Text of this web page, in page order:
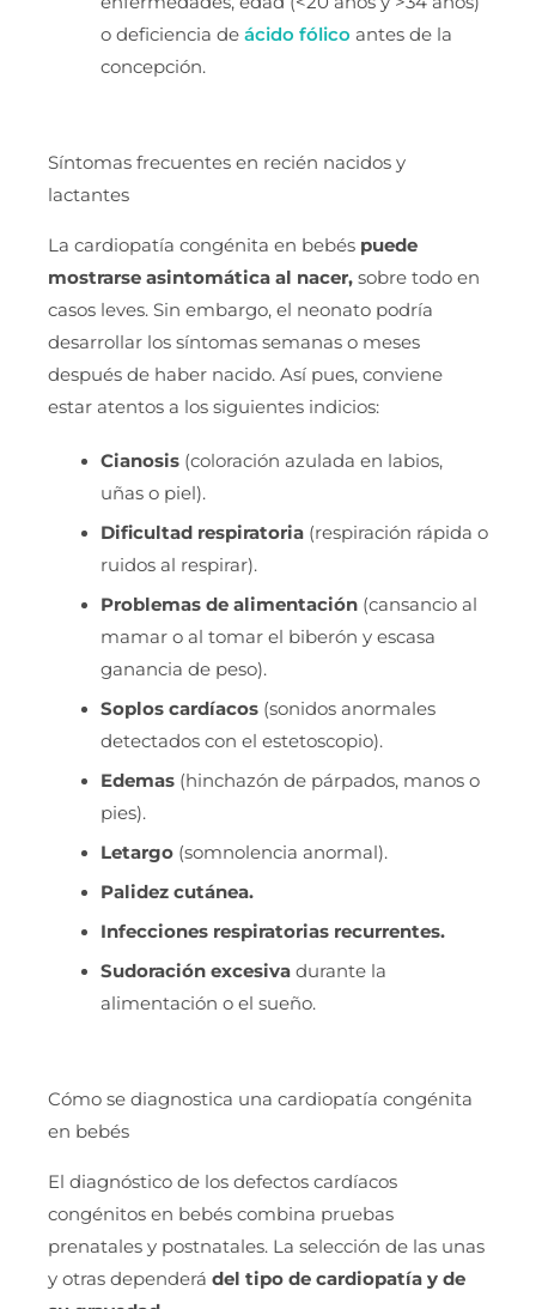
o deficiencia de ácido fólico antes de la
concepción.
Síntomas frecuentes en recién nacidos y
lactantes
La cardiopatía congénita en bebés puede
mostrarse asintomática al nacer, sobre todo en
casos leves. Sin embargo, el neonato podría
desarrollar los síntomas semanas o meses
después de haber nacido. Así pues, conviene
estar atentos a los siguientes indicios:
Cianosis(coloración azulada en labios,
uñas o piel).
Dificultad respiratoria(respiración rápida o
ruidos al respirar).
Problemas de alimentación (cansancio al
mamar o al tomar el biberón y escasa
ganancia de peso).
Soplos cardíacos(sonidos anormales
detectados con el estetoscopio).
Edemas(hinchazón de párpados, manos o
pies).
Letargo(somnolencia anormal).
Palidez cutánea.
Infecciones respiratorias recurrentes.
Sudoración excesiva durante la
alimentación o el sueño.
Cómo se diagnostica una cardiopatía congénita
en bebés
El diagnóstico de los defectos cardíacos
congénitos en bebés combina pruebas
prenatales y postnatales. La selección de las unas
y otras dependerá del tipo de cardiopatía y de